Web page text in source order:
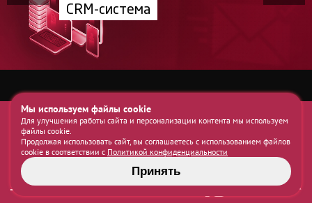
CRM-система
Контактный телефон:
+7 495132-03-02
+7 920274-77-74
Наш e-mail:
info@diol-it.ru
Мы в YouTube:
Мы в Max:
Мы используем файлы cookie
Для улучшения работы сайта и персонализации контента мы используем
файлы cookie.
Продолжая использовать сайт, вы соглашаетесь с использованием файлов
cookie в соответствии с Политикой конфиденциальности
Принять